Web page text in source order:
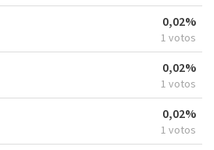
0,02%
1 votos
0,02%
1 votos
0,02%
1 votos